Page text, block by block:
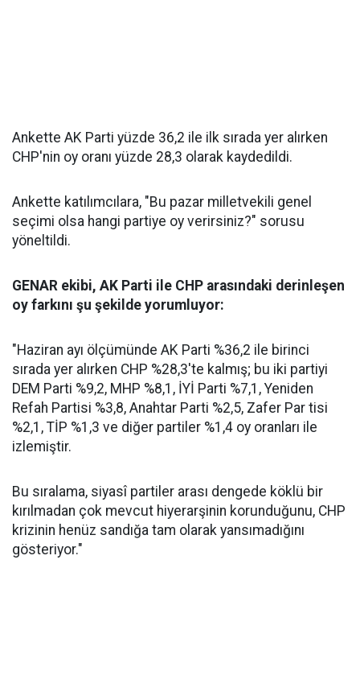
Ankette AK Parti yüzde 36,2 ile ilk sırada yer alırken
CHP'nin oy oranı yüzde 28,3 olarak kaydedildi.
Ankette katılımcılara, "Bu pazar milletvekili genel
seçimi olsa hangi partiye oy verirsiniz?" sorusu
yöneltildi.
GENAR ekibi, AK Parti ile CHP arasındaki derinleşen
oy farkını şu şekilde yorumluyor:
"Haziran ayı ölçümünde AK Parti %36,2 ile birinci
sırada yer alırken CHP %28,3'te kalmış; bu iki partiyi
DEM Parti %9,2, MHP %8,1, İYİ Parti %7,1, Yeniden
Refah Partisi %3,8, Anahtar Parti %2,5, Zafer Par tisi
%2,1, TİP %1,3 ve diğer partiler %1,4 oy oranları ile
izlemiştir.
Bu sıralama, siyasî partiler arası dengede köklü bir
kırılmadan çok mevcut hiyerarşinin korunduğunu, CHP
krizinin henüz sandığa tam olarak yansımadığını
gösteriyor."